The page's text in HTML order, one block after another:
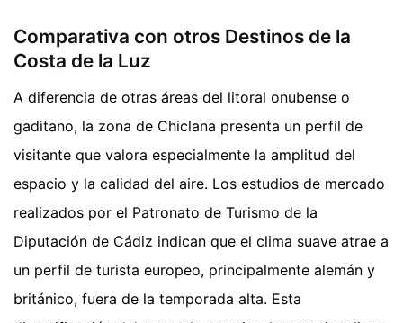
Comparativa con otros Destinos de la
Costa de la Luz
A diferencia de otras áreas del litoral onubense o
gaditano, la zona de Chiclana presenta un perfil de
visitante que valora especialmente la amplitud del
espacio y la calidad del aire. Los estudios de mercado
realizados por el Patronato de Turismo de la
Diputación de Cádiz indican que el clima suave atrae a
un perfil de turista europeo, principalmente alemán y
británico, fuera de la temporada alta. Esta